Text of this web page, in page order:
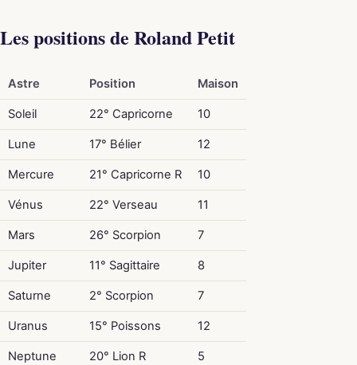
Les positions de Roland Petit
Astre Position Maison
Soleil 22° Capricorne 10
Lune 17° Bélier 12
Mercure 21° Capricorne R 10
Vénus 22° Verseau 11
Mars 26° Scorpion 7
Jupiter 11° Sagittaire 8
Saturne 2° Scorpion 7
Uranus 15° Poissons 12
Neptune 20° Lion R 5